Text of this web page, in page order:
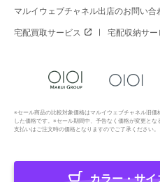
マルイウェブチャネル出店のお問い合
宅配買取サービス 宅配収納サー
※セール商品の比較対象価格はマルイウェブチャネル旧
した価格です。※セール期間中、予告なく価格が変更と
支払いはご注文時の価格となりますのでご了承ください。
Copyright All Rights
カラー・サイ